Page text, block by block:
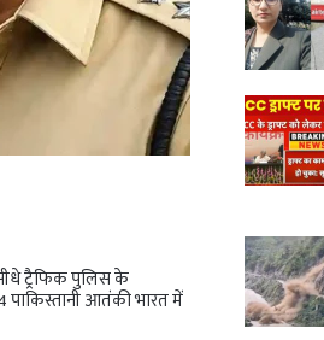
ट्रैफिक पुलिस के
पाकिस्तानी आतंकी भारत में